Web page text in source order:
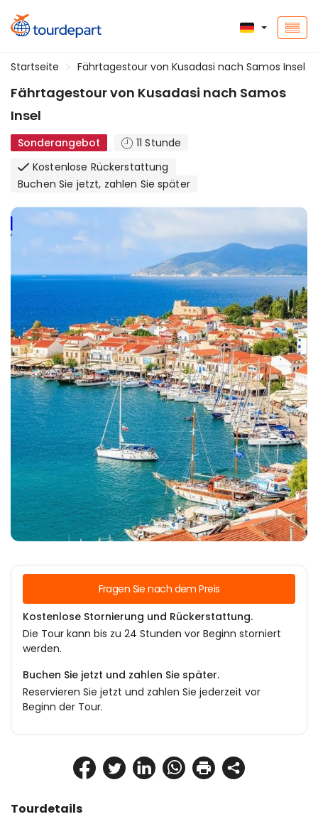
Startseite Fährtagestour von Kusadasi nach Samos Insel
Fährtagestour von Kusadasi nach Samos
Insel
Sonderangebot
11 Stunde
Kostenlose Rückerstattung
Buchen Sie jetzt, zahlen Sie später
Tourdetails
Fragen Sie nach dem Preis
Kostenlose Stornierung und Rückerstattung.
Die Tour kann bis zu 24 Stunden vor Beginn storniert
werden.
Buchen Sie jetzt und zahlen Sie später.
Reservieren Sie jetzt und zahlen Sie jederzeit vor
Beginn der Tour.